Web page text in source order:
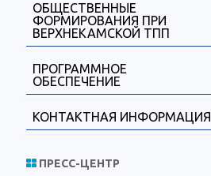
ОБЩЕСТВЕННЫЕ
ФОРМИРОВАНИЯ ПРИ
ВЕРХНЕКАМСКОЙ ТПП
ПРОГРАММНОЕ
ОБЕСПЕЧЕНИЕ
КОНТАКТНАЯ ИНФОРМАЦИЯ
ПРЕСС-ЦЕНТР